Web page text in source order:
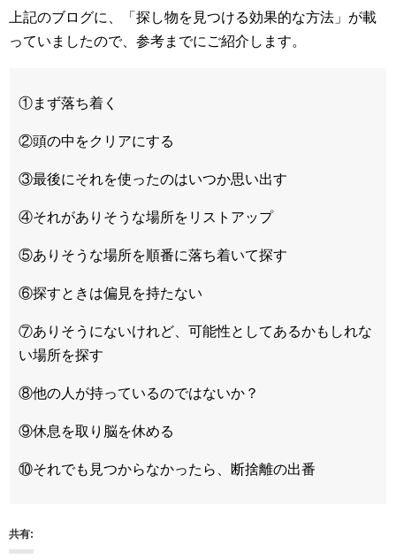
上記のブログに、「探し物を見つける効果的な方法」が載
っていましたので、参考までにご紹介します。
①まず落ち着く
②頭の中をクリアにする
③最後にそれを使ったのはいつか思い出す
④それがありそうな場所をリストアップ
⑤ありそうな場所を順番に落ち着いて探す
⑥探すときは偏見を持たない
⑦ありそうにないけれど、可能性としてあるかもしれな
い場所を探す
⑧他の人が持っているのではないか？
⑨休息を取り脳を休める
⑩それでも見つからなかったら、断捨離の出番
共有: